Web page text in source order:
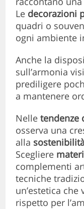
Le decorazioni
quadri o
ogni ambiente
Anche la
sull’armonia
prediligere
a mantenere
Nelle tendenze
osserva una
alla
Scegliere
complementi
tecniche
un’estetica
rispetto per